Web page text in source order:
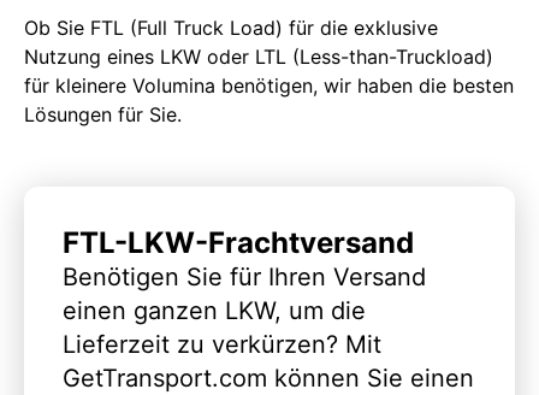
Ob Sie FTL (Full Truck Load) für die exklusive
Nutzung eines LKW oder LTL (Less-than-Truckload)
für kleinere Volumina benötigen, wir haben die besten
Lösungen für Sie.
FTL-LKW-Frachtversand
Benötigen Sie für Ihren Versand
einen ganzen LKW, um die
Lieferzeit zu verkürzen? Mit
GetTransport.com können Sie einen